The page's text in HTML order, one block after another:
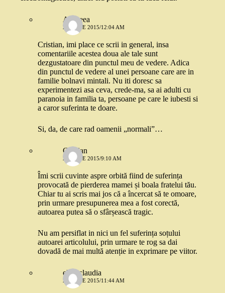
Andreea
28 IUNIE 2015/12:04 AM
Cristian, imi place ce scrii in general, insa
comentariile acestea doua ale tale sunt
dezgustatoare din punctul meu de vedere. Adica
din punctul de vedere al unei persoane care are in
familie bolnavi mintali. Nu iti doresc sa
experimentezi asa ceva, crede-ma, sa ai adulti cu
paranoia in familia ta, persoane pe care le iubesti si
a caror suferinta te doare.
Si, da, de care rad oamenii „normali”…
Cristian
28 IUNIE 2015/9:10 AM
Îmi scrii cuvinte aspre orbită fiind de suferința
provocată de pierderea mamei și boala fratelui tău.
Chiar tu ai scris mai jos că a încercat să te omoare,
prin urmare presupunerea mea a fost corectă,
autoarea putea să o sfârșească tragic.
Nu am persiflat in nici un fel suferința soțului
autoarei articolului, prin urmare te rog sa dai
dovadă de mai multă atenție in exprimare pe viitor.
elisa claudia
28 IUNIE 2015/11:44 AM